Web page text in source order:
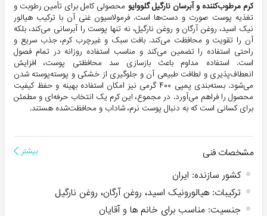
کرم مرطوب‌کننده و آبرسان نارگیل گلووایو محصولی کامل برای تأمین رطوبت و
تغذیه پوست صورت و دست‌ها است. فرمولاسیون غنی آن با ترکیب هیالور
نیک اسید، روغن آرگان و روغن نارگیل، نه تنها پوست را آبرسانی می‌کند، بلکه
آن را تقویت و محافظت می‌کند. بافت سبک و غیرچرب کرم، جذب سریع و
راحتی استفاده را تضمین می‌کند و مناسب استفاده روزانه در تمام فصول
است. استفاده مداوم باعث بازسازی سد محافظتی پوست، افزایش
انعطاف‌پذیری و لطافت طبیعی آن و جلوگیری از خشکی و پوسته‌پوسته شدن
می‌شود. بسته‌بندی پمپی ۴۰۰ گرمی نیز امکان استفاده بهینه و حفظ کیفیت
محصول را فراهم می‌آورد. در مجموع، این کرم یک انتخاب حرفه‌ای و مطمئن
برای کسانی است که به دنبال پوست نرم، شاداب و محافظت‌شده هستند.
مشخصات فنی بیشتر
کشور سازنده: ایران
ترکیبات: هیالورونیک اسید، روغن آرگان، روغن نارگیل
جنسیت: مناسب برای خانم ها و آقایان